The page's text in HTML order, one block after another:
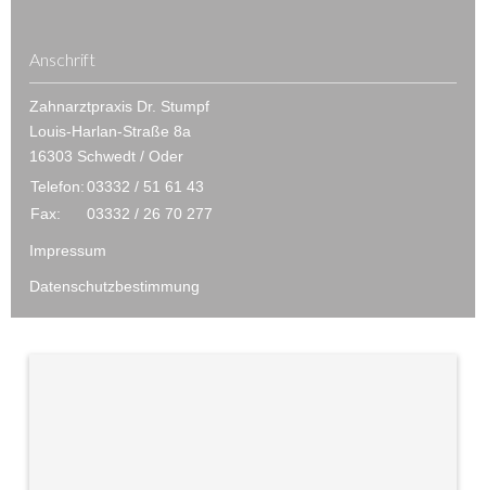
Anschrift
Zahnarztpraxis Dr. Stumpf
Louis-Harlan-Straße 8a
16303 Schwedt / Oder
Telefon:03332 / 51 61 43
Fax:
03332 / 26 70 277
Impressum
Datenschutzbestimmung